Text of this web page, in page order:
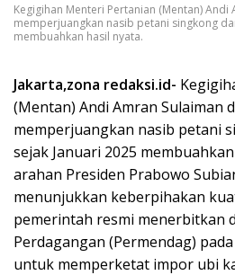
Kegigihan Menteri Pertanian (Mentan) Andi
memperjuangkan nasib petani singkong
membuahkan hasil nyata.
Jakarta,zona redaksi.id-
(Mentan) Andi Amran Sulaiman
memperjuangkan nasib petani
sejak Januari 2025
arahan Presiden Prabowo
menunjukkan keberpihakan
pemerintah resmi menerbitkan
Perdagangan (Permendag)
untuk memperketat impor ubi